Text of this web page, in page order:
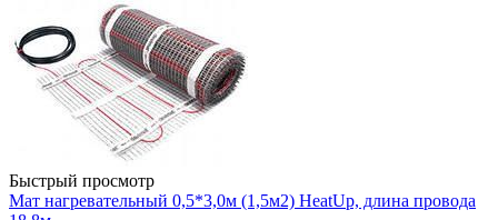
Быстрый просмотр
Мат нагревательный 0,5*3,0м (1,5м2) HeatUp, длина провода